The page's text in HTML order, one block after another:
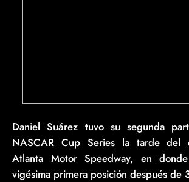
Daniel Suárez tuvo su segunda
NASCAR Cup Series la tarde del
Atlanta Motor Speedway, en
vigésima primera posición después de